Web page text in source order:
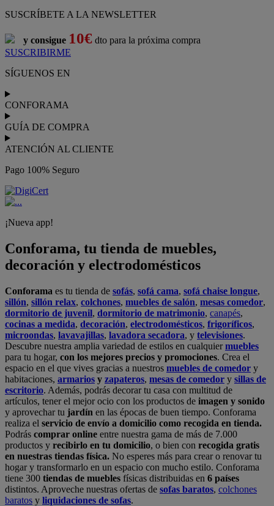
SUSCRÍBETE A LA NEWSLETTER
y consigue 10€ dto para la próxima compra
SUSCRIBIRME
SÍGUENOS EN
CONFORAMA
GUÍA DE COMPRA
ATENCIÓN AL CLIENTE
Pago 100% Seguro
¡Nueva app!
Conforama, tu tienda de muebles,
decoración y electrodomésticos
Conforama es tu tienda de sofás, sofá cama, sofá chaise longue,
sillón, sillón relax, colchones, muebles de salón, mesas comedor,
dormitorio de juvenil, dormitorio de matrimonio, canapés,
cocinas a medida, decoración, electrodomésticos, frigoríficos,
microondas, lavavajillas, lavadora secadora, y televisiones.
Descubre nuestra amplia variedad de estilos en cualquiermuebles
para tu hogar, con los mejores precios y promociones. Crea el
espacio en el que vives gracias a nuestros muebles de comedor y
habitaciones, armarios y zapateros, mesas de comedor y sillas de
escritorio. Además, podrás decorar tu casa con multitud de
artículos, tener el mejor ocio con los productos de imagen y sonido
y aprovechar tu jardín en las épocas de buen tiempo. Conforama
realiza el servicio de envío a domicilio como recogida en tienda.
Podrás comprar online entre nuestra gama de más de 7.000
productos y recibirlo en tu domicilio, o bien con recogida gratis
en nuestras tiendas física. No esperes más para crear o renovar tu
hogar y transformarlo en un espacio con mucho estilo. Conforama
tiene 300 tiendas de muebles físicas distribuidas en 6 países
distintos. Aproveche nuestras ofertas de sofas baratos, colchones
baratos y liquidaciones de sofas.